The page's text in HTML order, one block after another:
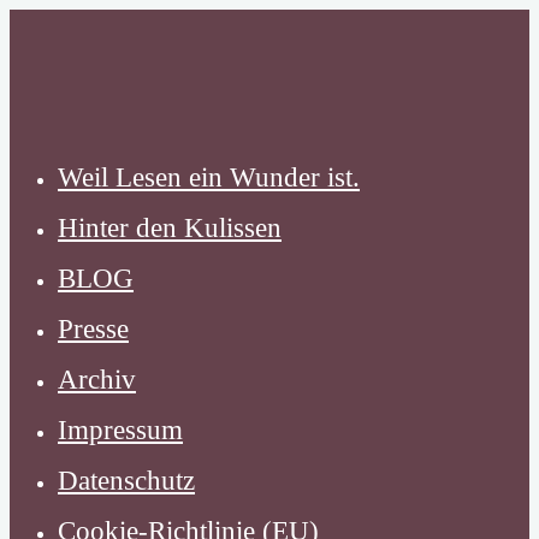
Weil Lesen ein Wunder ist.
Hinter den Kulissen
BLOG
Presse
Archiv
Impressum
Datenschutz
Cookie-Richtlinie (EU)